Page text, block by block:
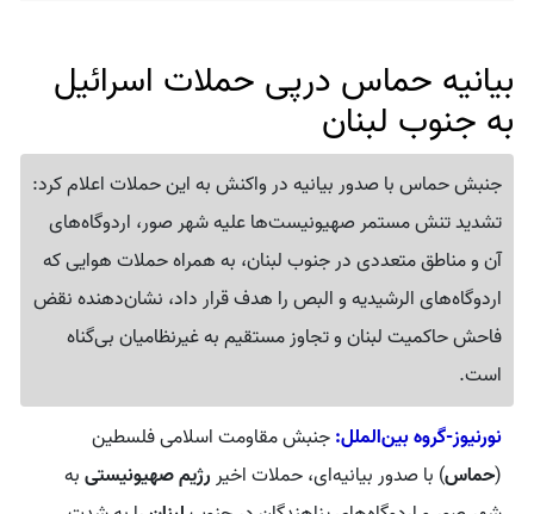
بیانیه حماس درپی حملات اسرائیل
به جنوب لبنان
جنبش حماس با صدور بیانیه در واکنش به این حملات اعلام کرد:
تشدید تنش‌ مستمر صهیونیست‌ها علیه شهر صور، اردوگاه‌های
آن و مناطق متعددی در جنوب لبنان، به همراه حملات هوایی که
اردوگاه‌های الرشیدیه و البص را هدف قرار داد، نشان‌دهنده نقض
فاحش حاکمیت لبنان و تجاوز مستقیم به غیرنظامیان بی‌گناه
است.
نورنیوز-گروه بین‌الملل:جنبش مقاومت اسلامی فلسطین
(حماس) با صدور بیانیه‌ای، حملات اخیررژیم صهیونیستیبه